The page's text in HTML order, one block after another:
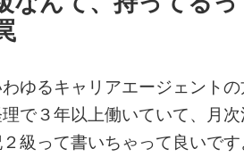
ゆるキャリアエージェント
で３年以上働いていて、月
級って書いちゃって良いで